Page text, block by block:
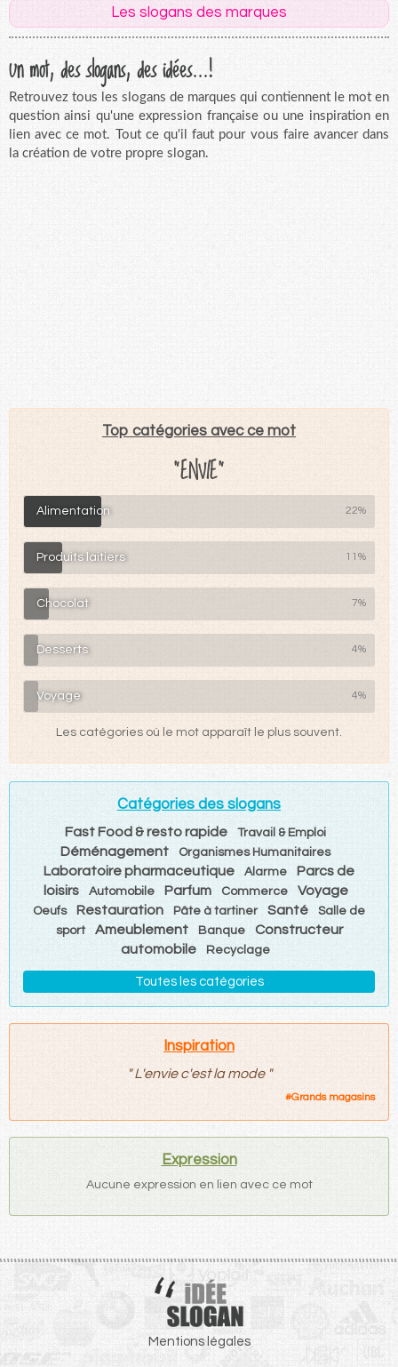
Les slogans des marques
Un mot, des slogans, des idées...!
Retrouvez tous les slogans de marques qui contiennent le mot en
question ainsi qu'une expression française ou une inspiration en
lien avec ce mot. Tout ce qu'il faut pour vous faire avancer dans
la création de votre propre slogan.
Top catégories avec ce mot
"ENVIE"
Alimentation 22%
Produits laitiers 11%
Chocolat 7%
Desserts 4%
Voyage 4%
Les catégories où le mot apparaît le plus souvent.
Catégories des slogans
Fast Food & resto rapide Travail & Emploi
Déménagement Organismes Humanitaires
Laboratoire pharmaceutique Alarme
Parcs de
loisirs
Automobile Parfum Commerce Voyage
Oeufs Restauration Pâte à tartiner Santé
Salle de
sport
Ameublement Banque
Constructeur
automobile
Recyclage
Toutes les catégories
Inspiration
" L'envie c'est la mode "
#Grands magasins
Expression
Aucune expression en lien avec ce mot
Mentions légales